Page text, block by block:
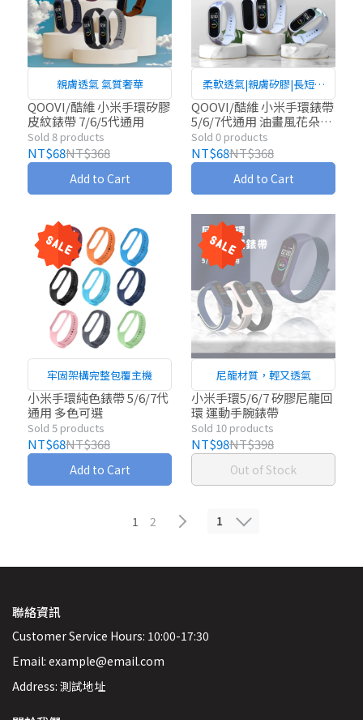
親膚透氣 氣質奢華
QOOVI/酷維 小米手環矽膠
皮紋錶帶 7/6/5代通用
Sold 8 products
NT$68NT$368
Add to Cart
柔軟透氣|親膚矽膠|長短可
調
QOOVI/酷維 小米手環錶帶
5/6/7代通用 油畫風花朵系
列
Sold 0 products
NT$68NT$368
Add to Cart
牢固架構完整包覆主機
小米手環純色錶帶 5/6/7代
通用 多色可選
Sold 5 products
NT$68NT$368
Add to Cart
尼龍材質，輕又透氣
小米手環5/6/7 矽膠尼龍回
環 運動手腕錶帶
Sold 10 products
NT$98NT$398
Out of Stock
1 2 1
聯絡資訊
Customer Service Hours: 10:00-17:30
Email: example@email.com
Address: 測試地址